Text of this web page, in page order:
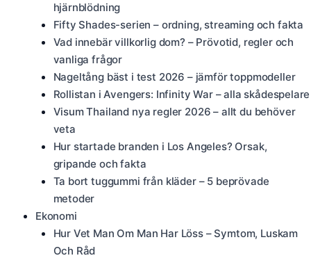
hjärnblödning
Fifty Shades-serien – ordning, streaming och fakta
Vad innebär villkorlig dom? – Prövotid, regler och
vanliga frågor
Nageltång bäst i test 2026 – jämför toppmodeller
Rollistan i Avengers: Infinity War – alla skådespelare
Visum Thailand nya regler 2026 – allt du behöver
veta
Hur startade branden i Los Angeles? Orsak,
gripande och fakta
Ta bort tuggummi från kläder – 5 beprövade
metoder
Ekonomi
Hur Vet Man Om Man Har Löss – Symtom, Luskam
Och Råd